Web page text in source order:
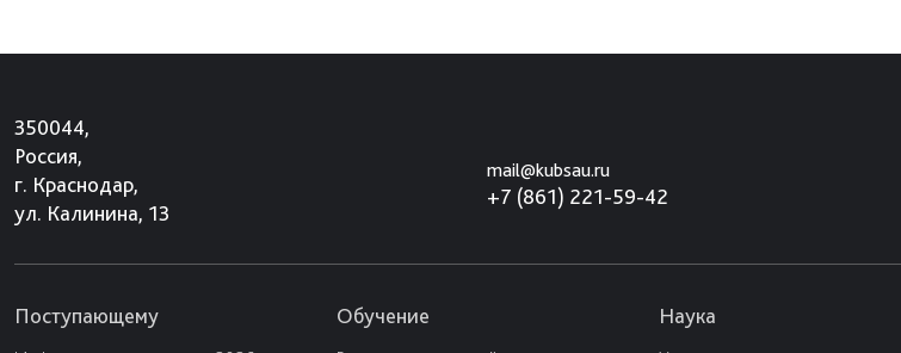
350044,
Россия,
г. Краснодар,
ул. Калинина, 13
mail@kubsau.ru
+7 (861) 221-59-42
Поступающему Обучение Наука